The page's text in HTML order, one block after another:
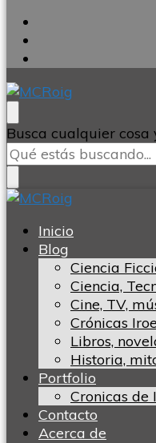
MCRoig
Blog escritora ciencia
¿Buscas
algo?
Busca cualquier cosa
MCRoig
Blog escritora
Inicio
Blog
Ciencia
Ciencia,
Cine, TV,
Crónicas
Libros,
Historia,
Portfolio
Cronicas de
Contacto
Acerca de